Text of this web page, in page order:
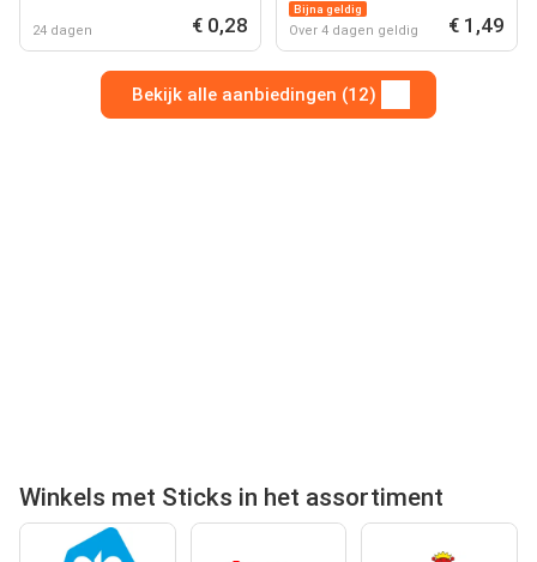
24 dagen € 0,28
Bijna geldig
Over 4 dagen geldig € 1,49
Bekijk alle aanbiedingen (12)
Winkels met Sticks in het assortiment